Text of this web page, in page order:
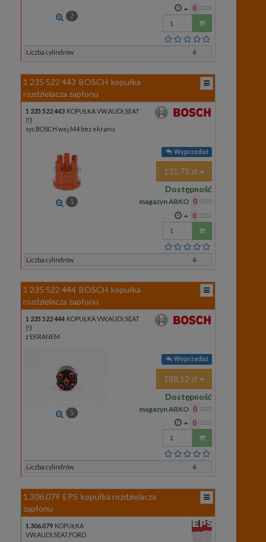
2
0
Wprowadź
ilość
Liczba cylindrów 4
1 235 522 443 BOSCH kopułka
rozdzielacza zapłonu
1 235 522 443 KOPUŁKA VW,AUDI,SEAT
(!)
sys.BOSCH wej.M4 bez ekranu
5
Wyprzedaż
131,71 zł
Dostępność
magazyn ARKO 0
0
Wprowadź
ilość
Liczba cylindrów 4
1 235 522 444 BOSCH kopułka
rozdzielacza zapłonu
1 235 522 444 KOPUŁKA VW,AUDI,SEAT
(!)
z EKRANEM
5
Wyprzedaż
188,12 zł
Dostępność
magazyn ARKO 0
0
Wprowadź
ilość
Liczba cylindrów 4
1.306.079 EPS kopułka rozdzielacza
zapłonu
1.306.079 KOPUŁKA
VW,AUDI,SEAT,FORD